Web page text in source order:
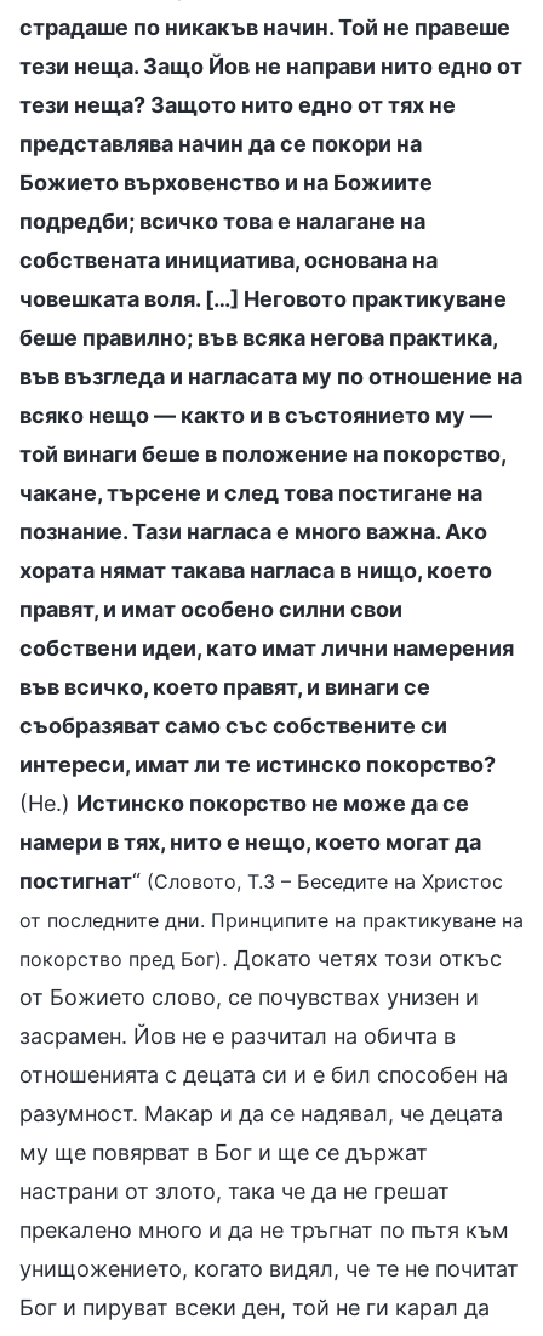
страдаше по никакъв начин. Той не правеше
тези неща. Защо Йов не направи нито едно от
тези неща? Защото нито едно от тях не
представлява начин да се покори на
Божието върховенство и на Божиите
подредби; всичко това е налагане на
собствената инициатива, основана на
човешката воля. […] Неговото практикуване
беше правилно; във всяка негова практика,
във възгледа и нагласата му по отношение на
всяко нещо — както и в състоянието му —
той винаги беше в положение на покорство,
чакане, търсене и след това постигане на
познание. Тази нагласа е много важна. Ако
хората нямат такава нагласа в нищо, което
правят, и имат особено силни свои
собствени идеи, като имат лични намерения
във всичко, което правят, и винаги се
съобразяват само със собствените си
интереси, имат ли те истинско покорство?
(Не.) Истинско покорство не може да се
намери в тях, нито е нещо, което могат да
постигнат“ (Словото, Т.3 – Беседите на Христос
от последните дни. Принципите на практикуване на
покорство пред Бог). Докато четях този откъс
от Божието слово, се почувствах унизен и
засрамен. Йов не е разчитал на обичта в
отношенията с децата си и е бил способен на
разумност. Макар и да се надявал, че децата
му ще повярват в Бог и ще се държат
настрани от злото, така че да не грешат
прекалено много и да не тръгнат по пътя към
унищожението, когато видял, че те не почитат
Бог и пируват всеки ден, той не ги карал да